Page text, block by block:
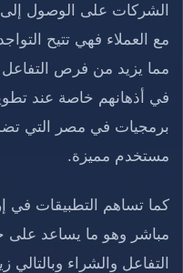
الشركات على الوصول
مع العملاء فهي تتيح
مما يزيد من فرص التفاعل
في أذهانهم خاصة عند
برمجيات في مصر التي
مستخدم مميزة.
كما تساهم التطبيقات في
مباشر وهو ما يساعد على
التفاعل والشراء وبالتالي